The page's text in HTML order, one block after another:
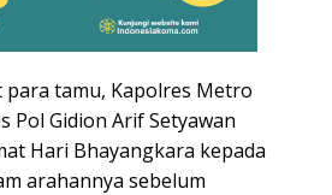
para tamu, Kapolres Metro
Pol Gidion Arif Setyawan
Hari Bhayangkara kepada
arahannya sebelum